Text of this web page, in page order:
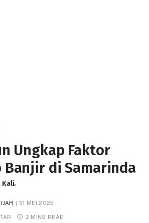
Ungkap Faktor
Banjir di Samarinda
Kali.
31 MEI 2025
2 MINS READ